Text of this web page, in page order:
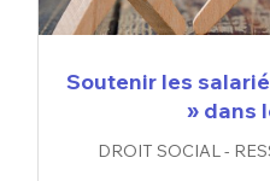
Soutenir les
» dans
DROIT SOCIAL -